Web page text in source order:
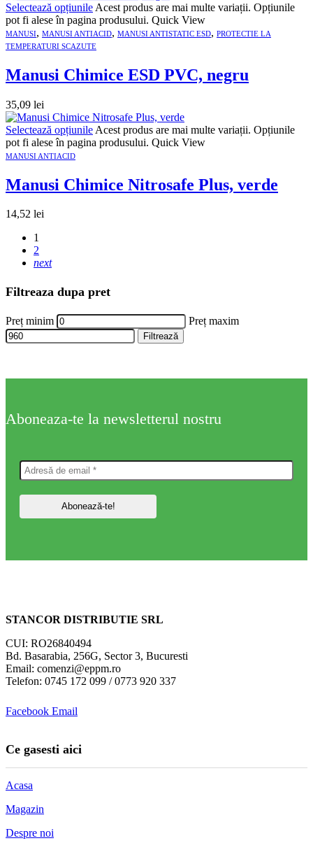
Selectează opțiunile Acest produs are mai multe variații. Opțiunile
pot fi alese în pagina produsului. Quick View
MANUSI, MANUSI ANTIACID, MANUSI ANTISTATIC ESD, PROTECTIE LA
TEMPERATURI SCAZUTE
Manusi Chimice ESD PVC, negru
35,09 lei
Selectează opțiunile Acest produs are mai multe variații. Opțiunile
pot fi alese în pagina produsului. Quick View
MANUSI ANTIACID
Manusi Chimice Nitrosafe Plus, verde
14,52 lei
1
2
next
Filtreaza dupa pret
Preț minim Preț maxim
Filtrează
Aboneaza-te la newsletterul nostru
STANCOR DISTRIBUTIE SRL
CUI: RO26840494
Bd. Basarabia, 256G, Sector 3, Bucuresti
Email: comenzi@eppm.ro
Telefon: 0745 172 099 / 0773 920 337
Facebook Email
Ce gasesti aici
Acasa
Magazin
Despre noi